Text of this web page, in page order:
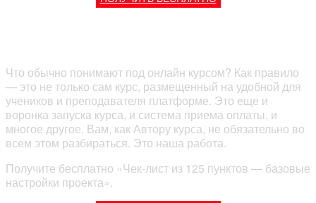
Что обычно понимают под онлайн курсом? Как правило
— это не только сам курс, размещенный на удобной для
учеников и преподавателя платформе. Это еще и
воронка запуска курса, и система приема оплаты, и
многое другое. Вам, как Автору курса, не обязательно во
всем этом разбираться. Это наша работа.
Получите бесплатно «Чек-лист из 125 пунктов — базовые
настройки проекта».